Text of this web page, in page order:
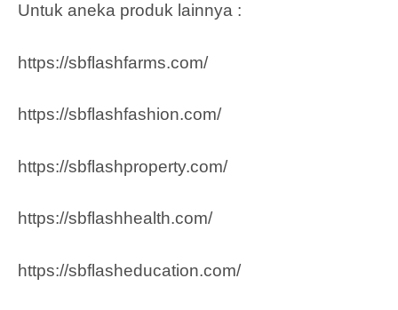
Untuk aneka produk lainnya :
https://sbflashfarms.com/
https://sbflashfashion.com/
https://sbflashproperty.com/
https://sbflashhealth.com/
https://sbflasheducation.com/